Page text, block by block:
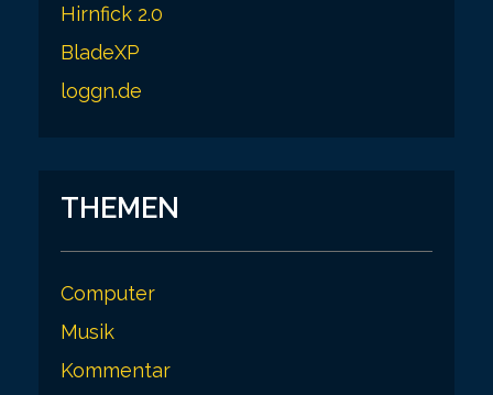
n
a
n
Hirnfick 2.0
BladeXP
loggn.de
THEMEN
Computer
Musik
Kommentar